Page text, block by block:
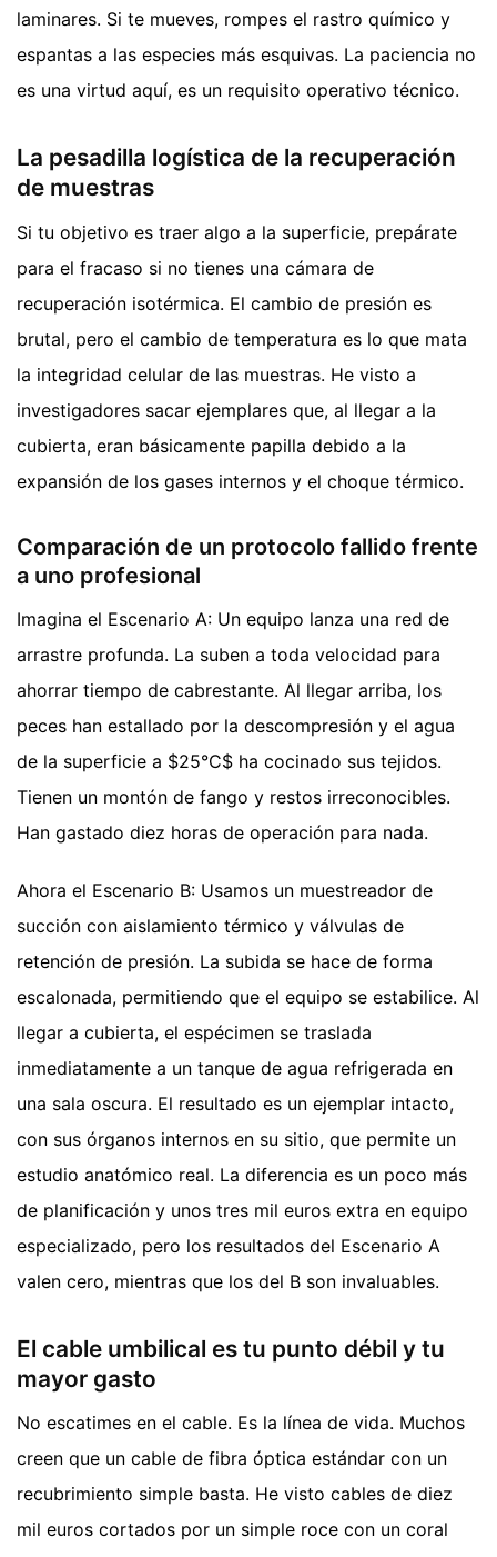
laminares. Si te mueves, rompes el rastro químico y
espantas a las especies más esquivas. La paciencia no
es una virtud aquí, es un requisito operativo técnico.
La pesadilla logística de la recuperación
de muestras
Si tu objetivo es traer algo a la superficie, prepárate
para el fracaso si no tienes una cámara de
recuperación isotérmica. El cambio de presión es
brutal, pero el cambio de temperatura es lo que mata
la integridad celular de las muestras. He visto a
investigadores sacar ejemplares que, al llegar a la
cubierta, eran básicamente papilla debido a la
expansión de los gases internos y el choque térmico.
Comparación de un protocolo fallido frente
a uno profesional
Imagina el Escenario A: Un equipo lanza una red de
arrastre profunda. La suben a toda velocidad para
ahorrar tiempo de cabrestante. Al llegar arriba, los
peces han estallado por la descompresión y el agua
de la superficie a $25°C$ ha cocinado sus tejidos.
Tienen un montón de fango y restos irreconocibles.
Han gastado diez horas de operación para nada.
Ahora el Escenario B: Usamos un muestreador de
succión con aislamiento térmico y válvulas de
retención de presión. La subida se hace de forma
escalonada, permitiendo que el equipo se estabilice. Al
llegar a cubierta, el espécimen se traslada
inmediatamente a un tanque de agua refrigerada en
una sala oscura. El resultado es un ejemplar intacto,
con sus órganos internos en su sitio, que permite un
estudio anatómico real. La diferencia es un poco más
de planificación y unos tres mil euros extra en equipo
especializado, pero los resultados del Escenario A
valen cero, mientras que los del B son invaluables.
El cable umbilical es tu punto débil y tu
mayor gasto
No escatimes en el cable. Es la línea de vida. Muchos
creen que un cable de fibra óptica estándar con un
recubrimiento simple basta. He visto cables de diez
mil euros cortados por un simple roce con un coral